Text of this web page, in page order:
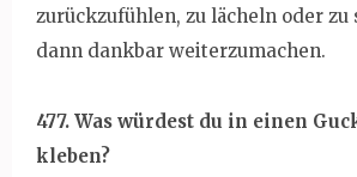
zurückzufühlen, zu lächeln oder zu
dann dankbar weiterzumachen.
477. Was würdest du in einen
kleben?